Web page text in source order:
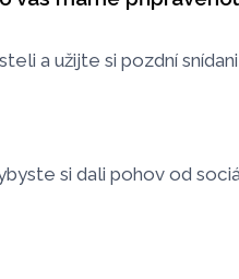
a užijte si pozdní
si dali pohov od